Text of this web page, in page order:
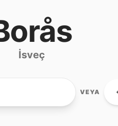
İsveç
VEYA